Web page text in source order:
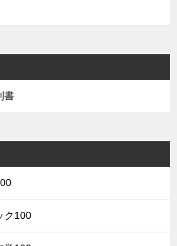
書
ク100